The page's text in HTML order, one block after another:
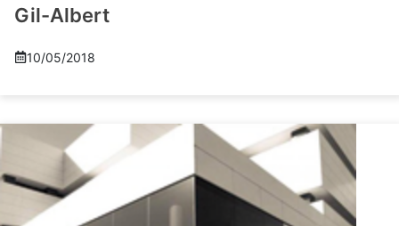
Gil-Albert
10/05/2018